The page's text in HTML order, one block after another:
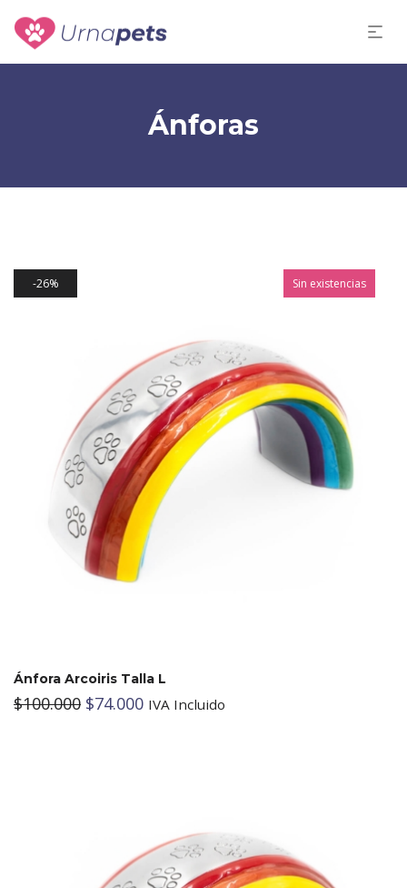
Ánforas
26% Sin existencias
Ánfora Arcoiris Talla L
$100.000 $74.000 IVA Incluido